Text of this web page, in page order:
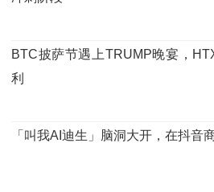
BTC披萨节遇上TRUMP晚宴，
利
「叫我AI迪生」脑洞大开，在抖音